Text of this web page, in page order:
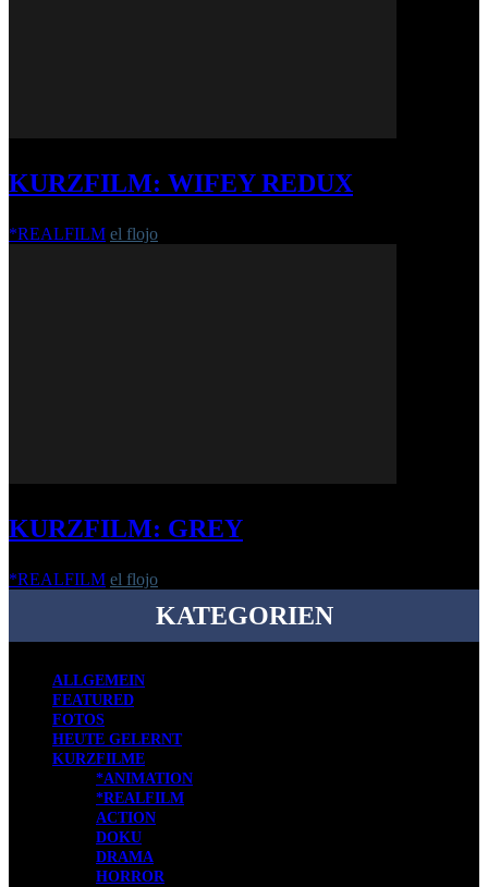
KURZFILM: WIFEY REDUX
*REALFILM el flojo
KURZFILM: GREY
*REALFILM el flojo
KATEGORIEN
ALLGEMEIN
FEATURED
FOTOS
HEUTE GELERNT
KURZFILME
*ANIMATION
*REALFILM
ACTION
DOKU
DRAMA
HORROR